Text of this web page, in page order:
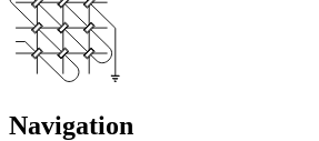
Navigation